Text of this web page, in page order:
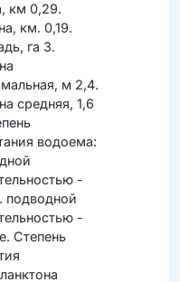
км 0,29.
км. 0,19.
га 3.
м 2,4.
средняя, 1,6
водоема:
-
подводной
-
Степень